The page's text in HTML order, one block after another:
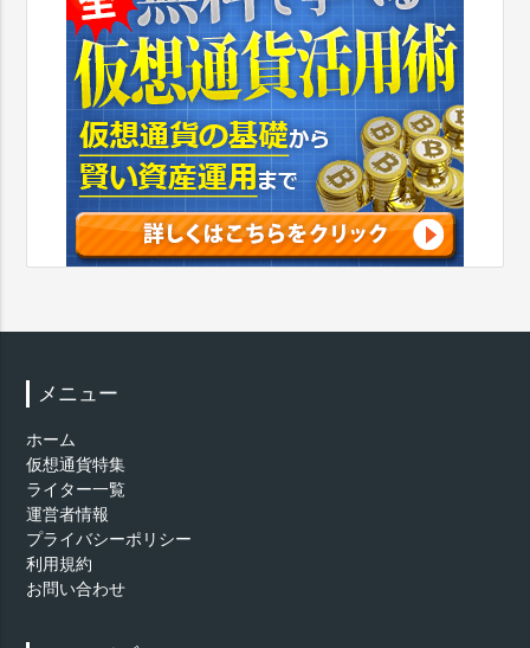
メニュー
ホーム
仮想通貨特集
ライター一覧
運営者情報
プライバシーポリシー
利用規約
お問い合わせ